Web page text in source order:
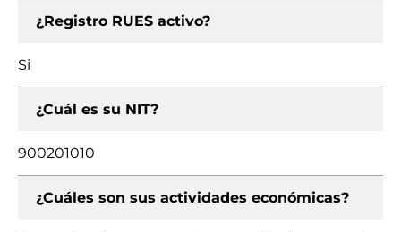
¿Registro RUES activo?
Si
¿Cuál es su NIT?
900201010
¿Cuáles son sus actividades económicas?